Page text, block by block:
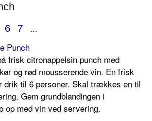
6 7
...
Punch
frisk citronappelsin punch med
og rød mousserende vin. En frisk
til 6 personer. Skal trækkes en til
Gem grundblandingen i
op med vin ved servering.